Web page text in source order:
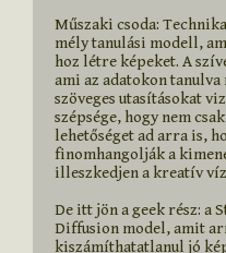
Műszaki csoda:
mély tanulási modell,
hoz létre képeket. A
ami az adatokon
szöveges utasításokat
szépsége, hogy nem
lehetőséget ad arra is,
finomhangolják a
illeszkedjen a kreatív
De itt jön a geek rész: a
Diffusion model, amit
kiszámíthatatlanul jó